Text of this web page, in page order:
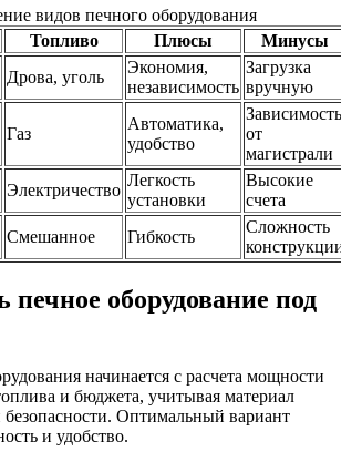
видов печного оборудования
Топливо Плюсы
Минусы
Дрова, уголь
Экономия,
независимость
Загрузка
вручную
Газ
Автоматика,
удобство
Зависимость
от
магистрали
Электричество
Легкость
установки
Высокие
счета
Смешанное Гибкость
Сложность
оборудование под
начинается с расчета мощности
и бюджета, учитывая материал
Оптимальный вариант
и удобство.